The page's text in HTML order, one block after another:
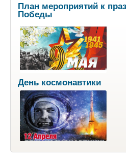
План мероприятий к
Победы
День космонавтики